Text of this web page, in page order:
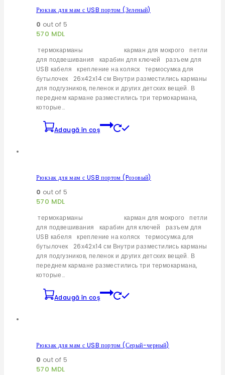
Рюкзак для мам с USB портом (Зеленый)
0 out of 5
570 MDL
термокарманы карман для мокрого петли
для подвешивания карабин для ключей разъем для
USB кабеля крепление на коляск термосумка для
бутылочек 26х42х14 см Внутри разместились карманы
для подгузников, пеленок и других детских вещей. В
переднем кармане разместились три термокармана,
которые…
Adaugă în coș
Рюкзак для мам с USB портом (Pозовый)
0 out of 5
570 MDL
термокарманы карман для мокрого петли
для подвешивания карабин для ключей разъем для
USB кабеля крепление на коляск термосумка для
бутылочек 26х42х14 см Внутри разместились карманы
для подгузников, пеленок и других детских вещей. В
переднем кармане разместились три термокармана,
которые…
Adaugă în coș
Рюкзак для мам с USB портом (Серый-черный)
0 out of 5
570 MDL